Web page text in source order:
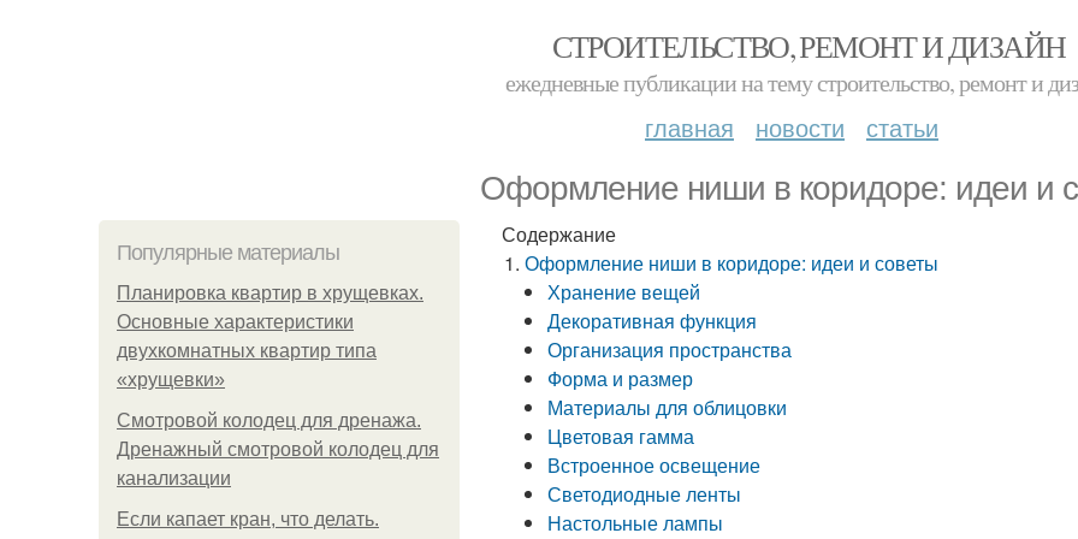
СТРОИТЕЛЬСТВО, РЕМОНТ И ДИЗАЙН
ежедневные публикации на тему строительство, ремонт и
главная новости статьи
Оформление ниши в коридоре: идеи и
Популярные материалы
Планировка квартир в хрущевках.
Основные характеристики
двухкомнатных квартир типа
«хрущевки»
Смотровой колодец для дренажа.
Дренажный смотровой колодец для
канализации
Если капает кран, что делать.
Содержание
Оформление ниши в коридоре: идеи и советы
Хранение вещей
Декоративная функция
Организация пространства
Форма и размер
Материалы для облицовки
Цветовая гамма
Встроенное освещение
Светодиодные ленты
Настольные лампы